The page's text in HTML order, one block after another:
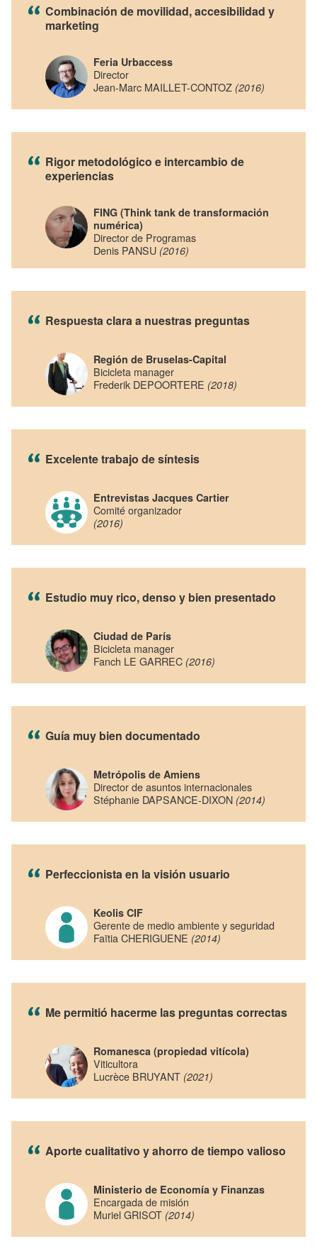
Combinación de movilidad, accesibilidad y
marketing
Feria Urbaccess
Director
Jean-Marc MAILLET-CONTOZ (2016)
Rigor metodológico e intercambio de
experiencias
FING (Think tank de transformación
numérica)
Director de Programas
Denis PANSU (2016)
Respuesta clara a nuestras preguntas
Región de Bruselas-Capital
Bicicleta manager
Frederik DEPOORTERE (2018)
Excelente trabajo de síntesis
Entrevistas Jacques Cartier
Comité organizador
(2016)
Estudio muy rico, denso y bien presentado
Ciudad de París
Bicicleta manager
Fanch LE GARREC (2016)
Guía muy bien documentado
Metrópolis de Amiens
Director de asuntos internacionales
Stéphanie DAPSANCE-DIXON (2014)
Perfeccionista en la visión usuario
Keolis CIF
Gerente de medio ambiente y seguridad
Faïtia CHERIGUENE (2014)
Me permitió hacerme las preguntas correctas
Romanesca (propiedad vitícola)
Viticultora
Lucrèce BRUYANT (2021)
Aporte cualitativo y ahorro de tiempo valioso
Ministerio de Economía y Finanzas
Encargada de misión
Muriel GRISOT (2014)